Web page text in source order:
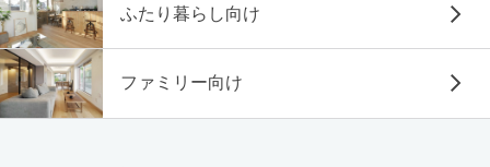
ふたり暮らし向け
ファミリー向け